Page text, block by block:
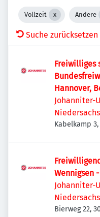
Vollzeit Andere
Suche zurücksetzen
Freiwilliges
Hannover,
Johanniter-
Kabelkamp
Wennigsen
Johanniter-
Bierweg 22,